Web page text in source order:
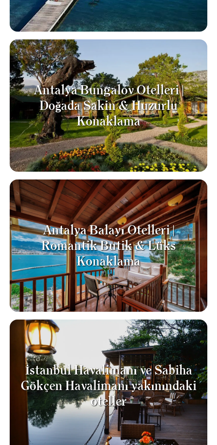
Antalya Bungalov Otelleri |
Doğada Sakin & Huzurlu
Konaklama
Antalya Balayı Otelleri |
Romantik Butik & Lüks
Konaklama
İstanbul Havalimanı ve Sabiha
Gökçen Havalimanı yakınındaki
oteller